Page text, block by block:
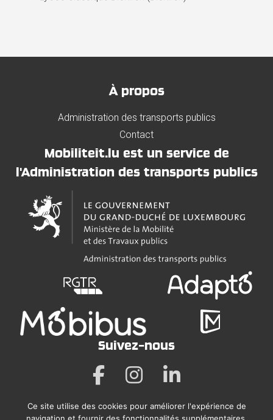
À propos
Administration des transports publics
Contact
Mobiliteit.lu est un service de
l'Administration des transports publics
Suivez-nous
Ce site utilise des cookies pour améliorer l'expérience de